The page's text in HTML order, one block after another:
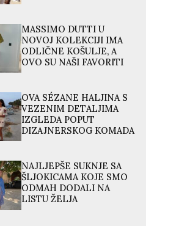
MASSIMO DUTTI U
NOVOJ KOLEKCIJI IMA
ODLIČNE KOŠULJE, A
OVO SU NAŠI FAVORITI
OVA SÉZANE HALJINA S
VEZENIM DETALJIMA
IZGLEDA POPUT
DIZAJNERSKOG KOMADA
NAJLJEPŠE SUKNJE SA
ŠLJOKICAMA KOJE SMO
ODMAH DODALI NA
LISTU ŽELJA